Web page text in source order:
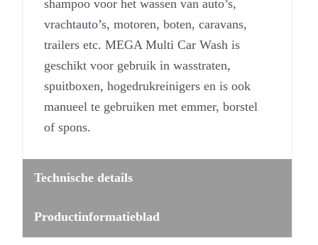
shampoo voor het wassen van auto’s,
vrachtauto’s, motoren, boten, caravans,
trailers etc. MEGA Multi Car Wash is
geschikt voor gebruik in wasstraten,
spuitboxen, hogedrukreinigers en is ook
manueel te gebruiken met emmer, borstel
of spons.
Technische details
Productinformatieblad